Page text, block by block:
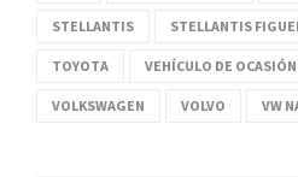
STELLANTIS STELLANTIS
TOYOTA VEHÍCULO DE OCASIÓN
VOLKSWAGEN VOLVO VW